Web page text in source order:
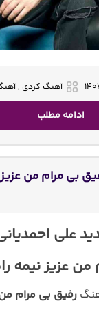
آهنگ کردی ,
ادامه مطلب
بی مرام من عزیز
علی
من عزیز نیمه
رفیق بی مرام